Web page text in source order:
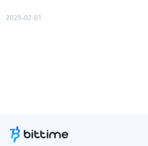
2025-02-01